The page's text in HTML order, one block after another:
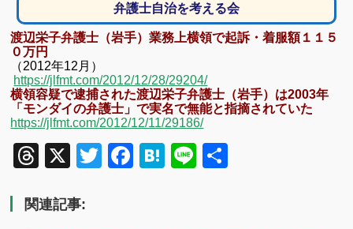
弁護士自治を考える会
渡辺栄子弁護士（岩手）業務上横領で起訴・着服額１１５
０万円
（2012年12月）
https://jlfmt.com/2012/12/28/29204/
横領容疑で逮捕された渡辺栄子弁護士（岩手）は2003年
「モンダイの弁護士」で実名で無能と指摘されていた
https://jlfmt.com/2012/12/11/29186/
Threads
X Twitter
Facebook
Hatena
Line
関連記事: